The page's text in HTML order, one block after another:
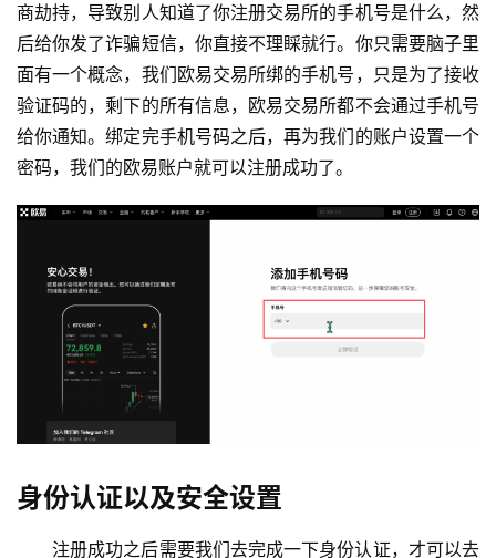
商劫持，导致别人知道了你注册交易所的手机号是什么，然
后给你发了诈骗短信，你直接不理睬就行。你只需要脑子里
面有一个概念，我们欧易交易所绑的手机号，只是为了接收
验证码的，剩下的所有信息，欧易交易所都不会通过手机号
给你通知。绑定完手机号码之后，再为我们的账户设置一个
密码，我们的欧易账户就可以注册成功了。
身份认证以及安全设置
注册成功之后需要我们去完成一下身份认证，才可以去